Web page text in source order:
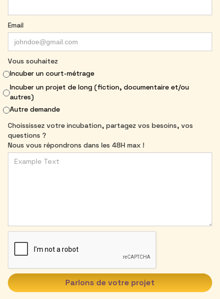
Email
Vous souhaitez
Incuber un court-métrage
Incuber un projet de long (fiction, documentaire et/ou
autres)
Autre demande
Choississez votre incubation, partagez vos besoins, vos
questions ?
Nous vous répondrons dans les 48H max !